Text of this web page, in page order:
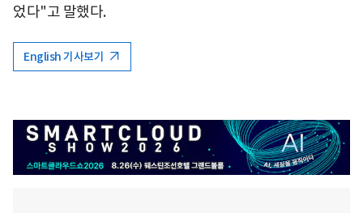
었다"고 말했다.
English 기사보기